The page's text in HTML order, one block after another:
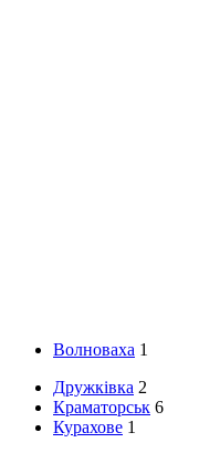
Волноваха 1
Дружківка 2
Краматорськ 6
Курахове 1